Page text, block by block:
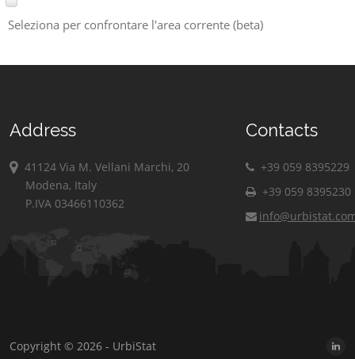
Seleziona per confrontare l'area corrente (beta)
Address
41124 Via M. Vellani Marchi, 20
Modena, Italy
P.IVA 03466110362
Contacts
+39 059 8395229
+39 059 8395230
Copyright © 2026 - UrbiStat